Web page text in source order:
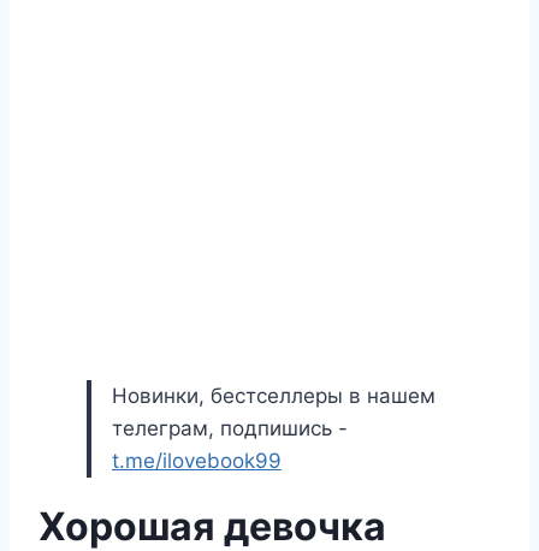
Новинки, бестселлеры в нашем
телеграм, подпишись -
t.me/ilovebook99
Хорошая девочка